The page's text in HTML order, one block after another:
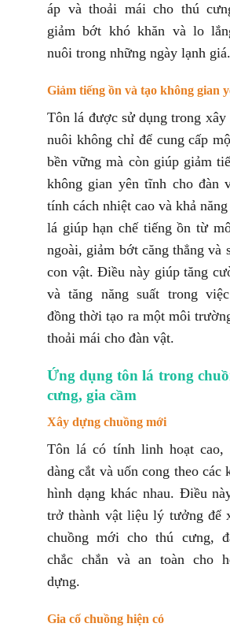
áp và thoải mái cho thú
giảm bớt khó khăn và lo
nuôi trong những ngày lạnh giá.
Giảm tiếng ồn và tạo không gian
Tôn lá được sử dụng trong xây
nuôi không chỉ để cung cấp
bền vững mà còn giúp giảm
không gian yên tĩnh cho đàn
tính cách nhiệt cao và khả
lá giúp hạn chế tiếng ồn từ
ngoài, giảm bớt căng thẳng và
con vật. Điều này giúp tăng
và tăng năng suất trong
đồng thời tạo ra một môi
thoải mái cho đàn vật.
Ứng dụng tôn lá trong
cưng, gia cầm
Xây dựng chuồng mới
Tôn lá có tính linh hoạt cao,
dàng cắt và uốn cong theo các
hình dạng khác nhau. Điều
trở thành vật liệu lý tưởng để
chuồng mới cho thú cưng,
chắc chắn và an toàn cho
dựng.
Gia cố chuồng hiện có